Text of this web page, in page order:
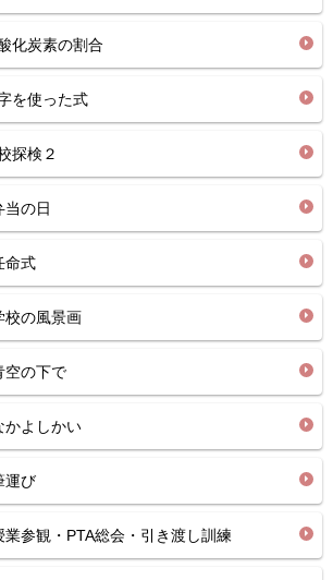
化炭素の割合
を使った式
探検２
の日
式
の風景画
の下で
よしかい
び
参観・PTA総会・引き渡し訓練